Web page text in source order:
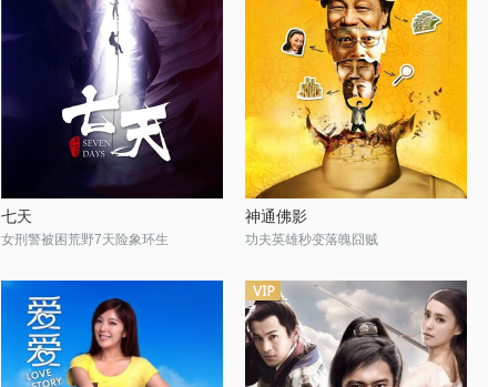
七天
女刑警被困荒野7天险象环生
神通佛影
功夫英雄秒变落魄囧贼